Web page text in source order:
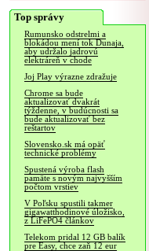
Top správy
Rumunsko odstrelmi a
blokádou mení tok Dunaja,
aby udržalo jadrovú
elektráreň v chode
Joj Play výrazne zdražuje
Chrome sa bude
aktualizovať dvakrát
týždenne, v budúcnosti sa
bude aktualizovať bez
reštartov
Slovensko.sk má opäť
technické problémy
Spustená výroba flash
pamäte s novým najvyšším
počtom vrstiev
V Poľsku spustili takmer
gigawatthodinové úložisko,
z LiFePO4 článkov
Telekom pridal 12 GB balík
pre Easy, chce zaň 12 eur